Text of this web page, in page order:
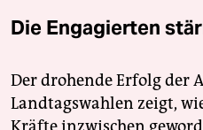
Die Engagierten
Der drohende Erfolg der
Landtagswahlen zeigt,